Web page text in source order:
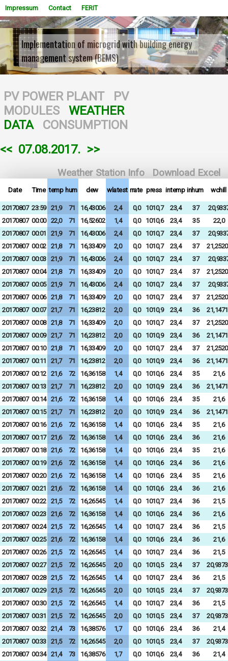
Impressum Contact FERIT
WOWSlider.com
Implementation of microgrid with building energy
management system (BEMS)
PV POWER PLANT
PV
MODULES
WEATHER
DATA
CONSUMPTION
<< 07.08.2017. >>
Download Excel
Weather Station Info
Date Time temp hum dew wlatest rrate press intemp inhum wchill
20170807 23:59 21,9 71 16,43006 2,4 0,0 1010,7 23,4 37
20170807 00:00 22,0 71 16,52602 1,4 0,0 1010,6 23,4 35
22,0
20170807 00:01 21,9 71 16,43006 2,4 0,0 1010,7 23,4 37
20170807 00:02 21,8 71 16,33409 2,0 0,0 1010,7 23,4 37
20170807 00:03 21,9 71 16,43006 2,4 0,0 1010,7 23,4 37
20170807 00:04 21,8 71 16,33409 2,0 0,0 1010,7 23,4 37
20170807 00:05 21,9 71 16,43006 2,4 0,0 1010,7 23,4 37
20170807 00:06 21,8 71 16,33409 2,0 0,0 1010,7 23,4 37
20170807 00:07 21,7 71 16,23812 2,0 0,0 1010,9 23,4 36
20170807 00:08 21,8 71 16,33409 2,0 0,0 1010,7 23,4 37
20170807 00:09 21,7 71 16,23812 2,0 0,0 1010,9 23,4 36
20170807 00:10 21,8 71 16,33409 2,0 0,0 1010,7 23,4 37
20170807 00:11 21,7 71 16,23812 2,0 0,0 1010,9 23,4 36
20170807 00:12 21,6 72 16,36158 1,4 0,0 1010,6 23,4 35
21,6
20170807 00:13 21,7 71 16,23812 2,0 0,0 1010,9 23,4 36
20170807 00:14 21,6 72 16,36158 1,4 0,0 1010,6 23,4 35
21,6
20170807 00:15 21,7 71 16,23812 2,0 0,0 1010,9 23,4 36
20170807 00:16 21,6 72 16,36158 1,4 0,0 1010,6 23,4 35
21,6
20170807 00:17 21,6 72 16,36158 1,4 0,0 1010,6 23,4 36
21,6
20170807 00:18 21,6 72 16,36158 1,4 0,0 1010,6 23,4 35
21,6
20170807 00:19 21,6 72 16,36158 1,4 0,0 1010,6 23,4 36
21,6
20170807 00:20 21,6 72 16,36158 1,4 0,0 1010,6 23,4 35
21,6
20170807 00:21 21,6 72 16,36158 1,4 0,0 1010,6 23,4 36
21,6
20170807 00:22 21,5 72 16,26545 1,4 0,0 1010,7 23,4 36
21,5
20170807 00:23 21,6 72 16,36158 1,4 0,0 1010,6 23,4 36
21,6
20170807 00:24 21,5 72 16,26545 1,4 0,0 1010,7 23,4 36
21,5
20170807 00:25 21,6 72 16,36158 1,4 0,0 1010,6 23,4 36
21,6
20170807 00:26 21,5 72 16,26545 1,4 0,0 1010,7 23,4 36
21,5
20170807 00:27 21,5 72 16,26545 2,0 0,0 1010,5 23,4 37
20170807 00:28 21,5 72 16,26545 1,4 0,0 1010,7 23,4 36
21,5
20170807 00:29 21,5 72 16,26545 2,0 0,0 1010,5 23,4 37
20170807 00:30 21,5 72 16,26545 1,4 0,0 1010,7 23,4 36
21,5
20170807 00:31 21,5 72 16,26545 2,0 0,0 1010,5 23,4 37
20170807 00:32 21,4 73 16,38576 1,7 0,0 1010,6 23,4 36
21,4
20170807 00:33 21,5 72 16,26545 2,0 0,0 1010,5 23,4 37
20170807 00:34 21,4 73 16,38576 1,7 0,0 1010,6 23,4 36
21,4